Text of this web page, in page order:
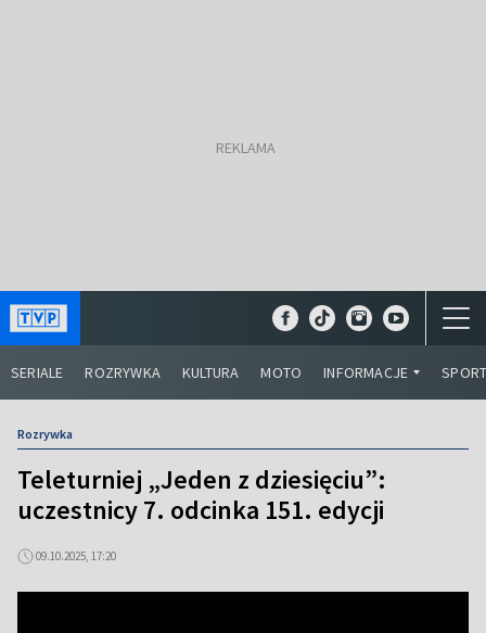
SERIALE ROZRYWKA KULTURA MOTO INFORMACJE
Rozrywka
Teleturniej „Jeden z dziesięciu”:
uczestnicy 7. odcinka 151. edycji
09.10.2025, 17:20